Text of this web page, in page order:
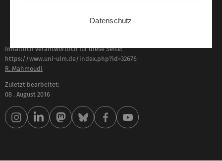
Inhaltlich verantwortlich für diese Seite:
https://www.uni-ulm.de/index.php?id=32676
R. Mahmoudi
Zuletzt bearbeitet:
08 . August 2016
Datenschutz